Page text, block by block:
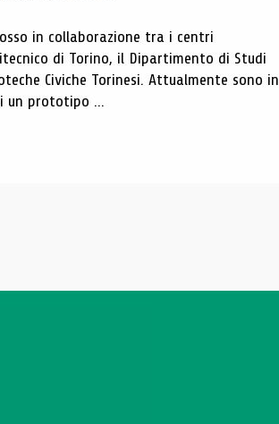
in collaborazione tra i centri
di Torino, il Dipartimento di Studi
Civiche Torinesi. Attualmente sono in
un prototipo ...